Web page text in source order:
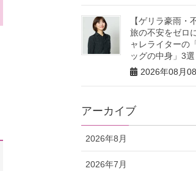
【ゲリラ豪雨・
旅の不安をゼロ
ャレライターの
ッグの中身」3選
2026年08月
アーカイブ
2026年8月
2026年7月